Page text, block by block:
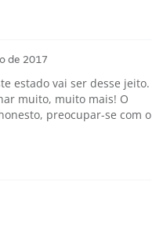
de 2017
estado vai ser desse jeito.
muito, muito mais! O
preocupar-se com o